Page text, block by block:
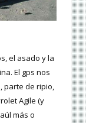
el asado y la
El gps nos
parte de ripio,
Agile (y
más o